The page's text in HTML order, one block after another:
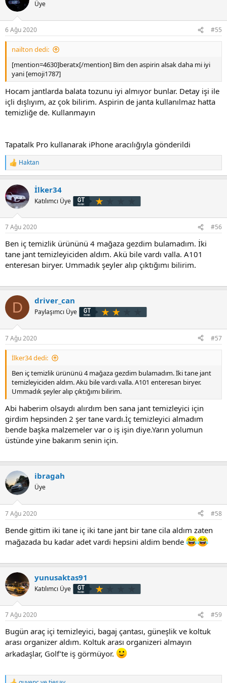
l
:
Üye
6 Ağu 2020 #55
nailton dedi:
[mention=4630]beratx[/mention] Bim den aspirin alsak daha mi iyi
yani [emoji1787]
Hocam jantlarda balata tozunu iyi almıyor bunlar. Detay işi ile
içli dışlıyım, az çok bilirim. Aspirin de janta kullanılmaz hatta
temizliğe de. Kullanmayın
Tapatalk Pro kullanarak iPhone aracılığıyla gönderildi
T
e
k
i
l
:
Haktan
İlker34
Katılımcı Üye
7 Ağu 2020 #56
Ben iç temizlik ürününü 4 mağaza gezdim bulamadım. İki
tane jant temizleyiciden aldım. Akü bile vardı valla. A101
enteresan biryer. Ummadık şeyler alıp çıktığımı bilirim.
D driver_can
Paylaşımcı Üye
7 Ağu 2020 #57
İlker34 dedi:
Ben iç temizlik ürününü 4 mağaza gezdim bulamadım. İki tane jant
temizleyiciden aldım. Akü bile vardı valla. A101 enteresan biryer.
Ummadık şeyler alıp çıktığımı bilirim.
Abi haberim olsaydı alırdım ben sana jant temizleyici için
girdim hepsinden 2 şer tane vardı.İç temizleyici almadım
bende başka malzemeler var o iş işin diye.Yarın yolumun
üstünde yine bakarım senin için.
ibragah
Üye
7 Ağu 2020 #58
Bende gittim iki tane iç iki tane jant bir tane cila aldım zaten
mağazada bu kadar adet vardi hepsini aldim bende
yunusaktas91
Katılımcı Üye
7 Ağu 2020 #59
Bugün araç içi temizleyici, bagaj çantası, güneşlik ve koltuk
arası organizer aldım. Koltuk arası organizeri almayın
arkadaşlar, Golf’te iş görmüyor.